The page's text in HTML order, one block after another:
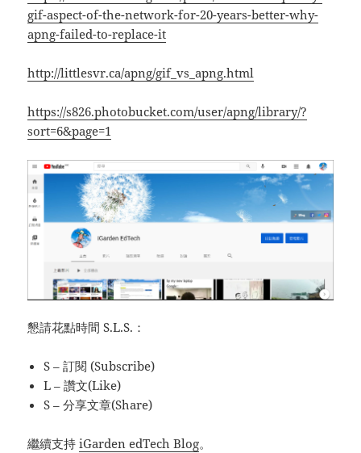
gif-aspect-of-the-network-for-20-years-better-why-
apng-failed-to-replace-it
http://littlesvr.ca/apng/gif_vs_apng.html
https://s826.photobucket.com/user/apng/library/?
sort=6&page=1
懇請花點時間 S.L.S.：
S – 訂閱 (Subscribe)
L – 讚文(Like)
S – 分享文章(Share)
繼續支持iGarden edTech Blog。